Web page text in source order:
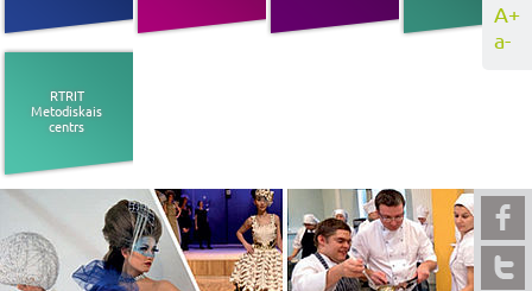
A+
a-
RTRIT
Metodiskais
centrs